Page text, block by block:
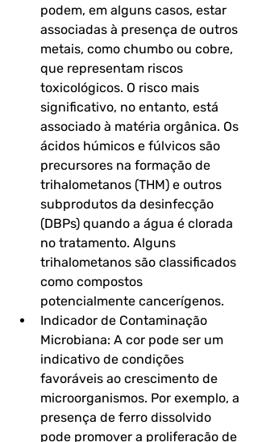
podem, em alguns casos, estar
associadas à presença de outros
metais, como chumbo ou cobre,
que representam riscos
toxicológicos. O risco mais
significativo, no entanto, está
associado à matéria orgânica. Os
ácidos húmicos e fúlvicos são
precursores na formação de
trihalometanos (THM) e outros
subprodutos da desinfecção
(DBPs) quando a água é clorada
no tratamento. Alguns
trihalometanos são classificados
como compostos
potencialmente cancerígenos.
Indicador de Contaminação
Microbiana: A cor pode ser um
indicativo de condições
favoráveis ao crescimento de
microorganismos. Por exemplo, a
presença de ferro dissolvido
pode promover a proliferação de